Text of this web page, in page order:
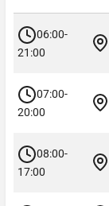
06:00-
21:00
07:00-
20:00
08:00-
17:00